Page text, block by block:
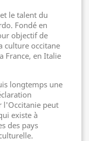
le talent du
Fondé en
objectif de
culture occitane
France, en Italie
longtemps une
l'Occitanie peut
existe à
des pays